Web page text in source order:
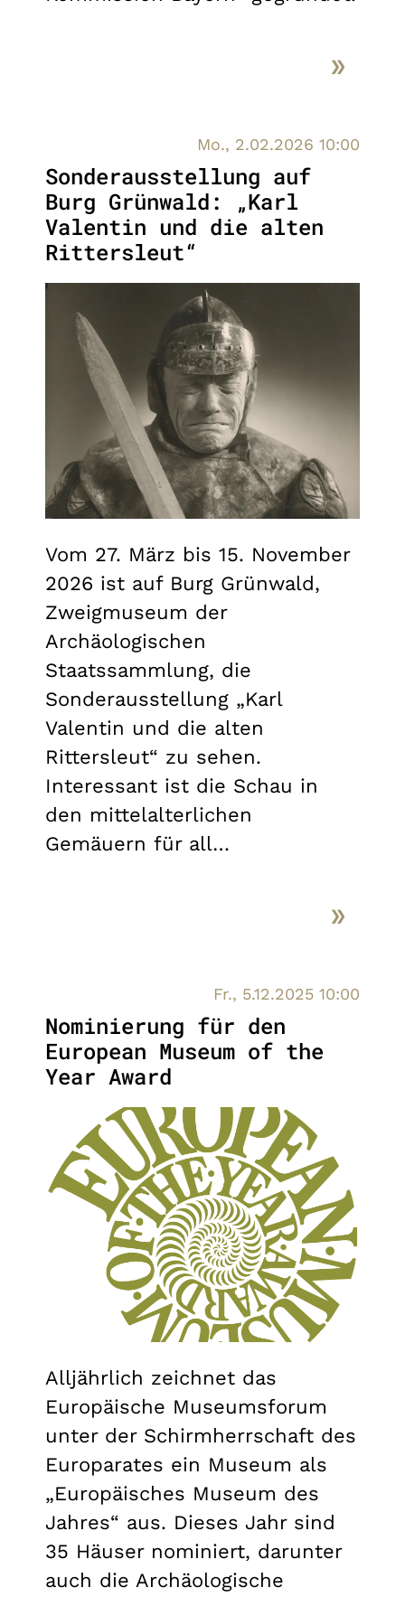
Mo., 2.02.2026 10:00
Sonderausstellung auf
Burg Grünwald: „Karl
Valentin und die alten
Rittersleut“
Vom 27. März bis 15. November
2026 ist auf Burg Grünwald,
Zweigmuseum der
Archäologischen
Staatssammlung, die
Sonderausstellung „Karl
Valentin und die alten
Rittersleut“ zu sehen.
Interessant ist die Schau in
den mittelalterlichen
Gemäuern für all…
Fr., 5.12.2025 10:00
Nominierung für den
European Museum of the
Year Award
Alljährlich zeichnet das
Europäische Museumsforum
unter der Schirmherrschaft des
Europarates ein Museum als
„Europäisches Museum des
Jahres“ aus. Dieses Jahr sind
35 Häuser nominiert, darunter
auch die Archäologische